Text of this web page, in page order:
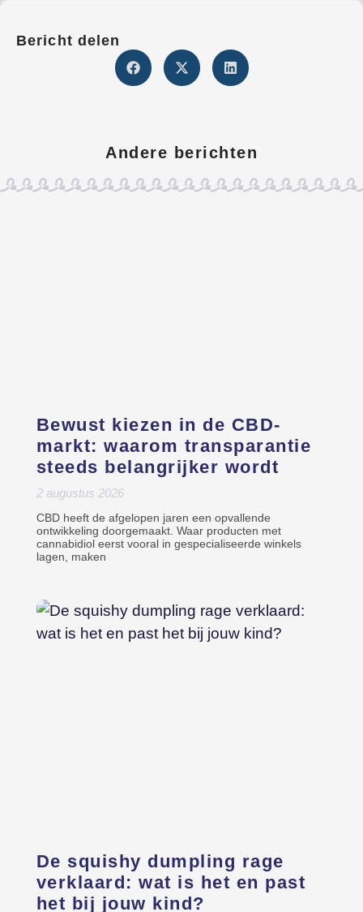
Bericht delen
Andere berichten
Bewust kiezen in de CBD-
markt: waarom transparantie
steeds belangrijker wordt
2 augustus 2026
CBD heeft de afgelopen jaren een opvallende
ontwikkeling doorgemaakt. Waar producten met
cannabidiol eerst vooral in gespecialiseerde winkels
lagen, maken
De squishy dumpling rage
verklaard: wat is het en past
het bij jouw kind?